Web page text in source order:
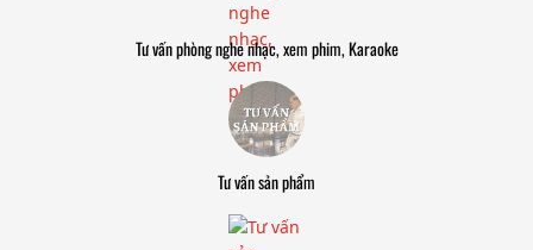
Tư vấn phòng nghe nhạc, xem phim, Karaoke
Tư vấn sản phẩm